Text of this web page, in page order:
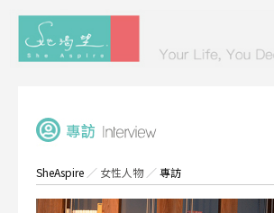
SheAspire ／ 女性人物／專訪